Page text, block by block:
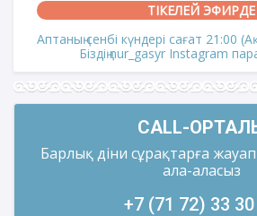
ТІКЕЛЕЙ ЭФИРДЕ
Аптаның сенбі күндері сағат 21:00
Біздің nur_gasyr Instagram
CALL-
Барлық діни сұрақтарға
ала-аласыз
+7 (71 72) 33